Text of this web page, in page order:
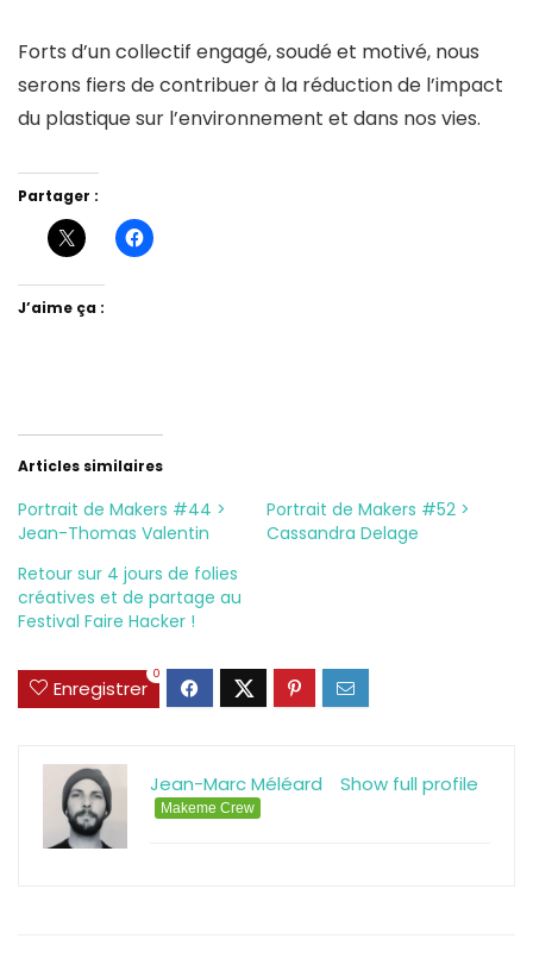
Forts d’un collectif engagé, soudé et motivé, nous
serons fiers de contribuer à la réduction de l’impact
du plastique sur l’environnement et dans nos vies.
Partager :
J’aime ça :
Articles similaires
Portrait de Makers #44 >
Jean-Thomas Valentin
Portrait de Makers #52 >
Cassandra Delage
Retour sur 4 jours de folies
créatives et de partage au
Festival Faire Hacker !
Enregistrer
0
Show full profile
Jean-Marc Méléard
Makeme Crew